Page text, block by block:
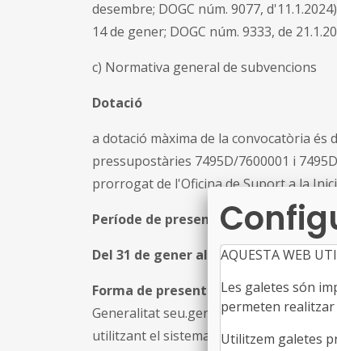
desembre; DOGC núm. 9077,
14 de gener; DOGC núm. 9333, de
c) Normativa general de subvencions
Dotació
a dotació màxima de la convocatòria és
pressupostàries 7495D/7600001 i
prorrogat de l'Oficina de Suport a la
Període de presentació
Del 31 de gener al 18 de febrer de
Forma de presentació via electrònica
Generalitat seu.gencat.cat, a l'apartat
utilitzant el sistema de signatura
AQUESTA WEB
Les galetes són
permeten realitzar
Utilitzem galetes